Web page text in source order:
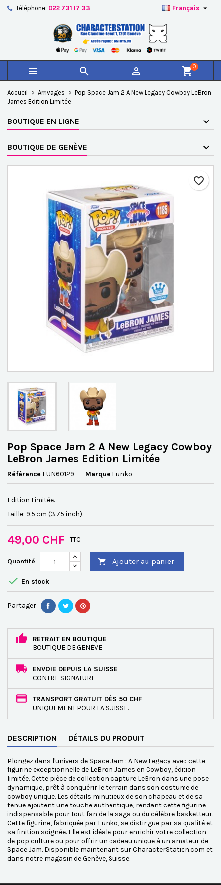
Téléphone: 022 731 17 33 Français 
   shopping_cart0
Accueil Arrivages
Pop Space Jam 2 A New Legacy Cowboy LeBron
James Edition Limitée
BOUTIQUE EN LIGNE
BOUTIQUE DE GENÈVE
favorite_border
Pop Space Jam 2 A New Legacy Cowboy
LeBron James Edition Limitée
Référence FUN60129 Marque Funko
Edition Limitée.
Taille: 9.5 cm (3.75 inch).
49,00 CHF TTC
Quantité  Ajouter au panier
 En stock
Partager
RETRAIT EN BOUTIQUE
BOUTIQUE DE GENÈVE
ENVOIE DEPUIS LA SUISSE
CONTRE SIGNATURE
TRANSPORT GRATUIT DÈS 50 CHF
UNIQUEMENT POUR LA SUISSE.
DESCRIPTION DÉTAILS DU PRODUIT
Plongez dans l'univers de Space Jam : A New Legacy avec cette
figurine exceptionnelle de LeBron James en Cowboy, édition
limitée. Cette pièce de collection capture LeBron dans une pose
dynamique, prêt à conquérir le terrain dans son costume de
cowboy unique. Les détails minutieux de son chapeau et de sa
tenue ajoutent une touche authentique, rendant cette figurine
indispensable pour tout fan de la saga ou du célèbre basketteur.
Cette figurine, fabriquée par Funko, se distingue par sa qualité et
sa finition soignée. Elle est idéale pour enrichir votre collection
de pop culture ou pour offrir un cadeau unique à un amateur de
Space Jam. Disponible maintenant sur CharacterStation.com et
dans notre magasin de Genève, Suisse.
Créer une nouvelle liste
Nom de la liste d'envies
Annuler Créer une liste d'envies
Vous devez être connecté pour ajouter des produits à
votre liste d'envies.